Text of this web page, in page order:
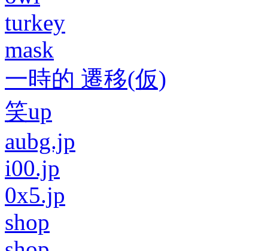
turkey
mask
一時的 遷移(仮)
笑up
aubg.jp
i00.jp
0x5.jp
shop